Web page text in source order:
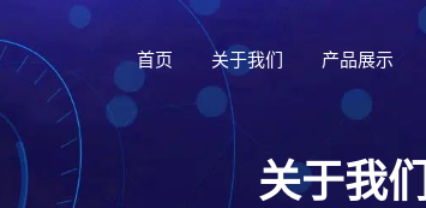
首页 关于我们 产品展示
关于我们